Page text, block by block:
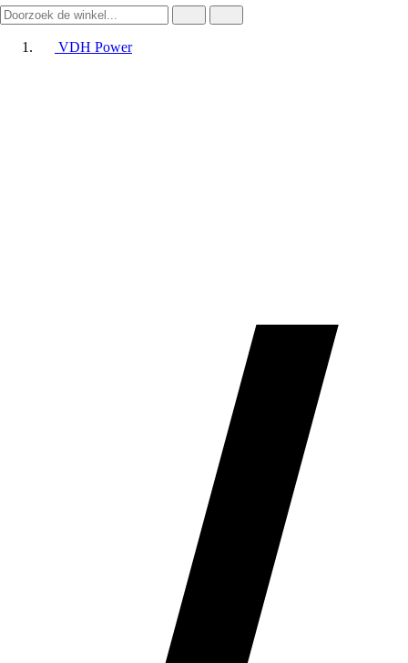
VDH Power